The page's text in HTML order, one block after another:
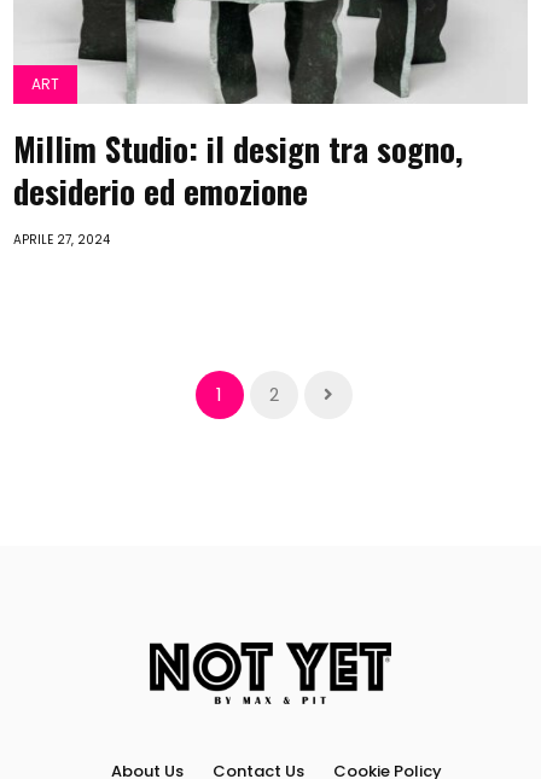
ART
Millim Studio: il design tra sogno,
desiderio ed emozione
APRILE 27, 2024
1 2
About Us Contact Us Cookie Policy